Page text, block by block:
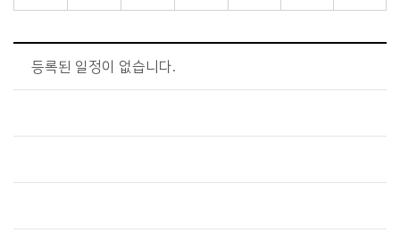
등록된 일정이 없습니다.